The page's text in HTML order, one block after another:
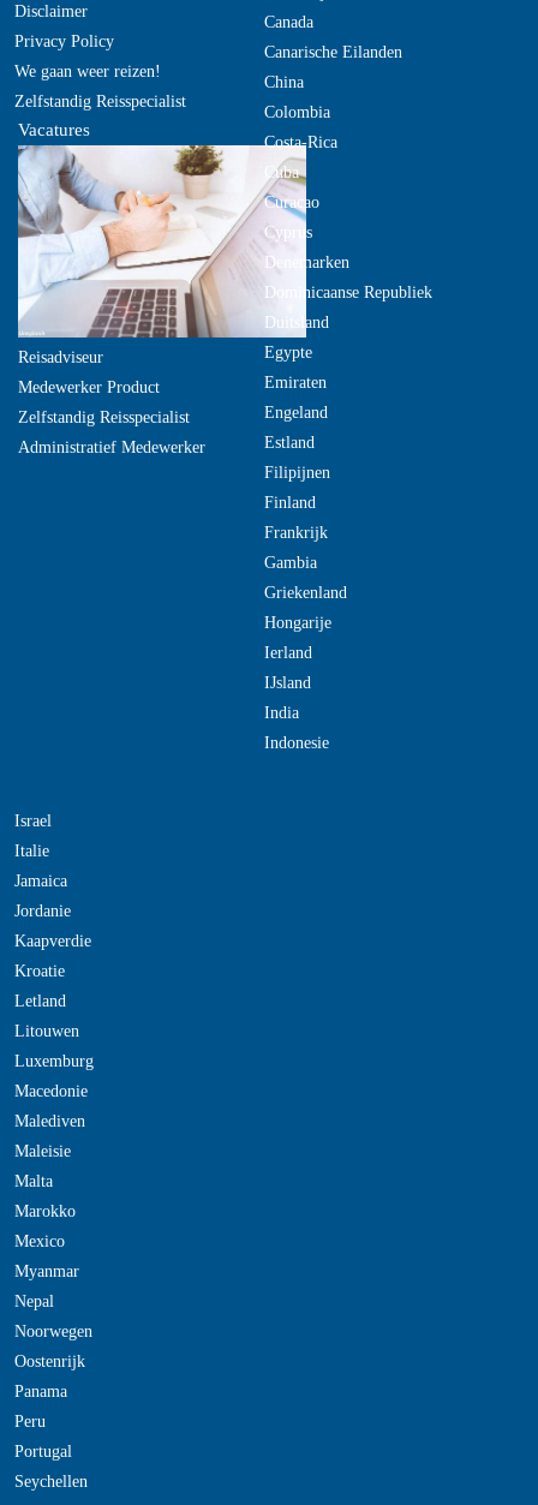
Disclaimer
Privacy Policy
We gaan weer reizen!
Zelfstandig Reisspecialist
Vacatures
Reisadviseur
Medewerker Product
Zelfstandig Reisspecialist
Administratief Medewerker
Canada
Canarische Eilanden
China
Colombia
Costa-Rica
Cuba
Curacao
Cyprus
Denemarken
Dominicaanse Republiek
Duitsland
Egypte
Emiraten
Engeland
Estland
Filipijnen
Finland
Frankrijk
Gambia
Griekenland
Hongarije
Ierland
IJsland
India
Indonesie
Israel
Italie
Jamaica
Jordanie
Kaapverdie
Kroatie
Letland
Litouwen
Luxemburg
Macedonie
Malediven
Maleisie
Malta
Marokko
Mexico
Myanmar
Nepal
Noorwegen
Oostenrijk
Panama
Peru
Portugal
Seychellen